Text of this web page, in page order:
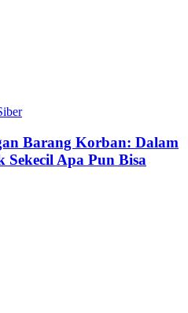
Barang Korban: Dalam
Apa Pun Bisa